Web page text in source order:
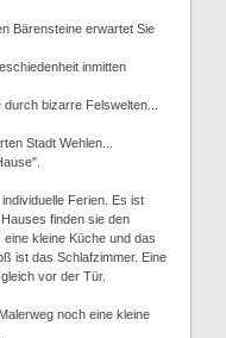
Bärensteine erwartet Sie
inmitten
bizarre Felswelten...
Stadt Wehlen...
Ferien. Es ist
finden sie den
kleine Küche und das
ist das Schlafzimmer. Eine
vor der Tür.
noch eine kleine